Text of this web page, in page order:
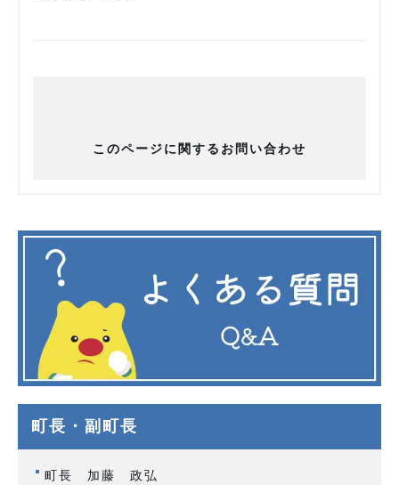
このページに関するお問い合わせ
町長・副町長
町長 加藤 政弘